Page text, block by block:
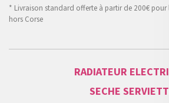
* Livraison standard offerte à partir de 200€
hors Corse
RADIATEUR
SECHE